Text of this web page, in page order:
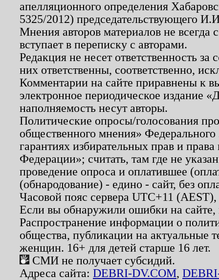
апелляционного определения
5325/2012) председательствующего
Мнения авторов материалов не
вступает в переписку с авторами.
Редакция не несет ответственность
них ответственны, соответственно,
Комментарии на сайте приравнены к
электронное периодическое издание
наполняемость несут авторы.
Политические опросы/голосования
общественного мнения»
гарантиях избирательных прав и
Федерации»; считать, там где не
проведение опроса и оплатившее
(обнародование) - едино - сайт, без
Часовой пояс сервера UTC+11
Если вы обнаружили ошибки на
Распространение информации о
общества, публикации на актуальные
женщин. 16+ для детей старше 16 лет.
СМИ не получает субсидий.
Адреса сайта: DEBRI-DV.COM,